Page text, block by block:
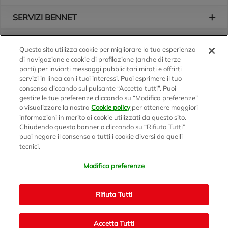
SERVIZI BENNET
Logo Bennet
Seguici sui nostri canali
Scarica l'app
Sede Amministrativa e Commerciale: Via Enzo Ratti, 2 - 22070
Monza Brianza e Lodi 07071700152 - REA MI 1137002 -
Questo sito utilizza cookie per migliorare la tua esperienza
di navigazione e cookie di profilazione (anche di terze
parti) per inviarti messaggi pubblicitari mirati e offrirti
servizi in linea con i tuoi interessi. Puoi esprimere il tuo
consenso cliccando sul pulsante “Accetta tutti”. Puoi
gestire le tue preferenze cliccando su “Modifica preferenze”
o visualizzare la nostraCookie policyper ottenere maggiori
informazioni in merito ai cookie utilizzati da questo sito.
Chiudendo questo banner o cliccando su “Rifiuta Tutti”
puoi negare il consenso a tutti i cookie diversi da quelli
tecnici.
Modifica preferenze
Rifiuta Tutti
Accetta Tutti